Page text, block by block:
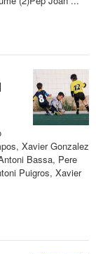
Xavier Gonzalez
Bassa, Pere
Puigros, Xavier